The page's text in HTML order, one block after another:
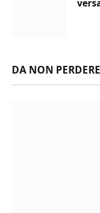
DA NON PERDERE